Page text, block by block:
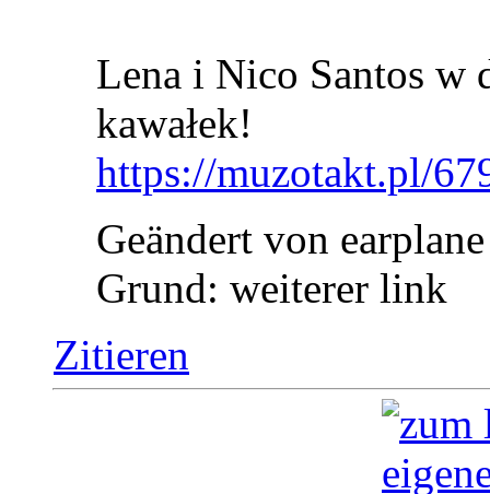
Lena i Nico Santos w
kawałek!
https://muzotakt.pl/
Geändert von
Grund: weiterer link
Zitieren